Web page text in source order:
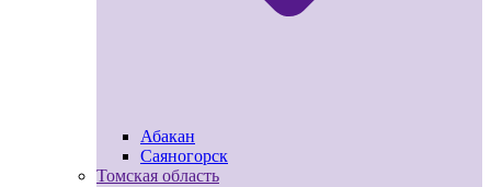
Абакан
Саяногорск
Томская область